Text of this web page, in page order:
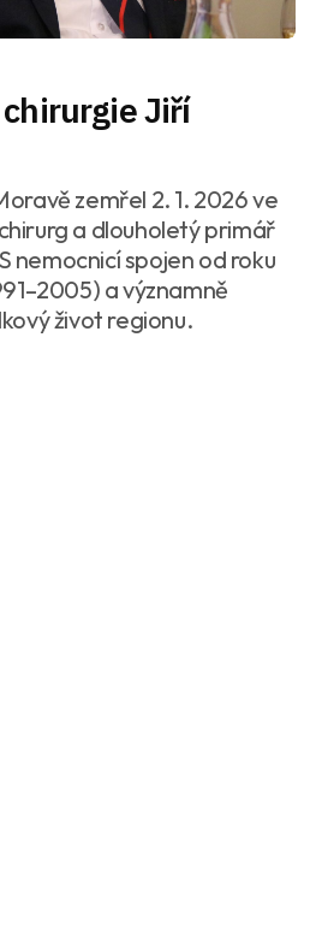
Jiří
zemřel 2. 1. 2026 ve
a dlouholetý primář
nemocnicí spojen od roku
a významně
život regionu.